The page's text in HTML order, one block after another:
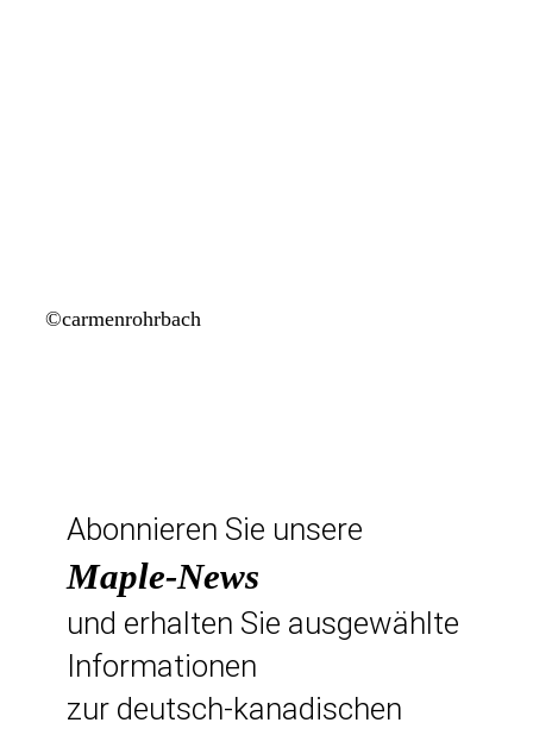
©carmenrohrbach
Abonnieren Sie unsere
Maple-News
und erhalten Sie ausgewählte
Informationen
zur deutsch-kanadischen